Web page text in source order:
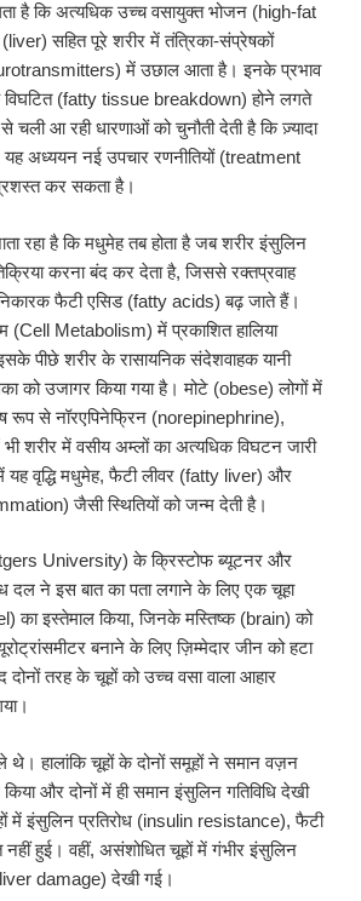
है कि अत्यधिक उच्च वसायुक्त भोजन (high-fat
सहित पूरे शरीर में तंत्रिका-संप्रेषकों
में उछाल आता है। इनके प्रभाव
(fatty tissue breakdown) होने लगते
आ रही धारणाओं को चुनौती देती है कि ज़्यादा
अध्ययन नई उपचार रणनीतियों (treatment
कर सकता है।
रहा है कि मधुमेह तब होता है जब शरीर इंसुलिन
करना बंद कर देता है, जिससे रक्तप्रवाह
फैटी एसिड (fatty acids) बढ़ जाते हैं।
(Cell Metabolism) में प्रकाशित हालिया
पीछे शरीर के रासायनिक संदेशवाहक यानी
को उजागर किया गया है। मोटे (obese) लोगों में
रूप से नॉरएपिनेफ्रिन (norepinephrine),
शरीर में वसीय अम्लों का अत्यधिक विघटन जारी
यह वृद्धि मधुमेह, फैटी लीवर (fatty liver) और
जैसी स्थितियों को जन्म देती है।
University) के क्रिस्टोफ ब्यूटनर और
दल ने इस बात का पता लगाने के लिए एक चूहा
का इस्तेमाल किया, जिनके मस्तिष्क (brain) को
बनाने के लिए ज़िम्मेदार जीन को हटा
दोनों तरह के चूहों को उच्च वसा वाला आहार
थे। हालांकि चूहों के दोनों समूहों ने समान वज़न
और दोनों में ही समान इंसुलिन गतिविधि देखी
में इंसुलिन प्रतिरोध (insulin resistance), फैटी
हुई। वहीं, असंशोधित चूहों में गंभीर इंसुलिन
(liver damage) देखी गई।